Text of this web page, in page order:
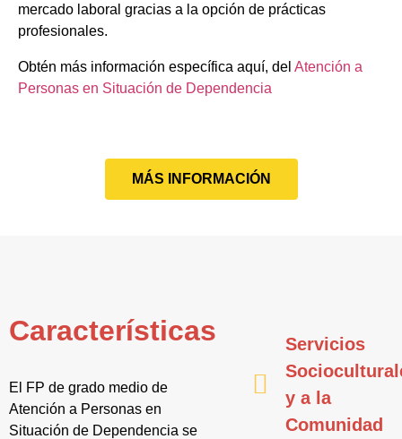
mercado laboral gracias a la opción de prácticas
profesionales.
Obtén más información específica aquí, del Atención a
Personas en Situación de Dependencia
MÁS INFORMACIÓN
Características
El FP de grado medio de
Atención a Personas en
Situación de Dependencia se
Servicios
y a la
Comunidad